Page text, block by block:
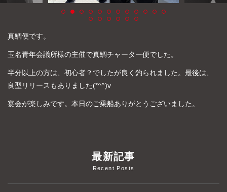
真鯛便です。
玉名青年会議所様の主催で真鯛チャーター便でした。
半分以上の方は、初心者？でしたが良く釣られました。最後は、
良型リリースもありました(*^^)v
宴会が楽しみです。本日のご乗船ありがとうございました。
最新記事
Recent Posts